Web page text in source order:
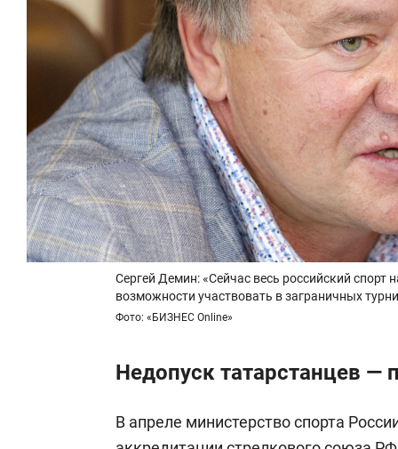
Сергей Демин: «Сейчас весь российский
возможности участвовать в заграничных
Фото: «БИЗНЕС Online»
Недопуск татарстанцев —
В апреле министерство спорта